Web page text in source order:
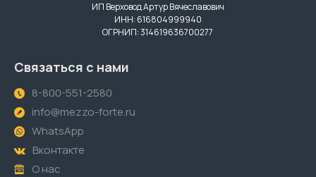
ИП Верховод Артур Вячеславович
ИНН: 616804999940
ОГРНИП: 314619636700277
Связаться с нами
8-800-551-2580
info@mezzo-forte.ru
WhatsApp
Вконтакте
О нас